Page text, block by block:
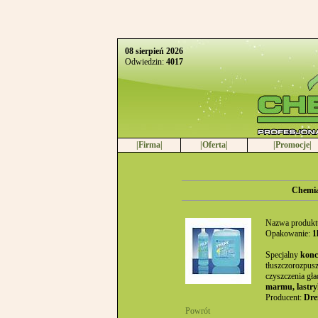
08 sierpień 2026
Odwiedzin:4017
|Firma| |Oferta| |Promocje|
Nazwa
Opakowanie:
Specjalny
czyszczenia
marmu,
Producent:
Powrót